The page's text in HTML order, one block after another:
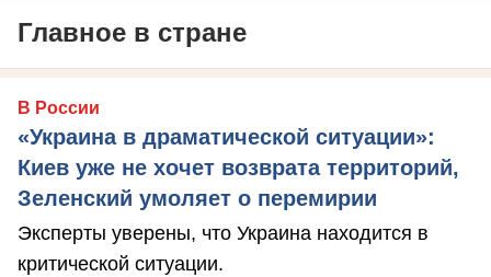
Главное в стране
В России
«Украина в драматической ситуации»:
Киев уже не хочет возврата территорий,
Зеленский умоляет о перемирии
Эксперты уверены, что Украина находится в
критической ситуации.